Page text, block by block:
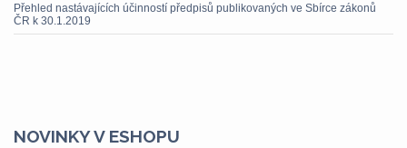
Přehled nastávajících účinností předpisů publikovaných ve Sbírce zákonů
ČR k 30.1.2019
NOVINKY V ESHOPU